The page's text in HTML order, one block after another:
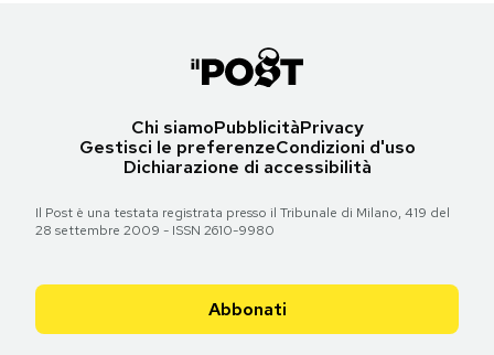
Chi siamoPubblicitàPrivacy
Gestisci le preferenzeCondizioni d'uso
Dichiarazione di accessibilità
Il Post è una testata registrata presso il Tribunale di Milano, 419 del
28 settembre 2009 - ISSN 2610-9980
Abbonati